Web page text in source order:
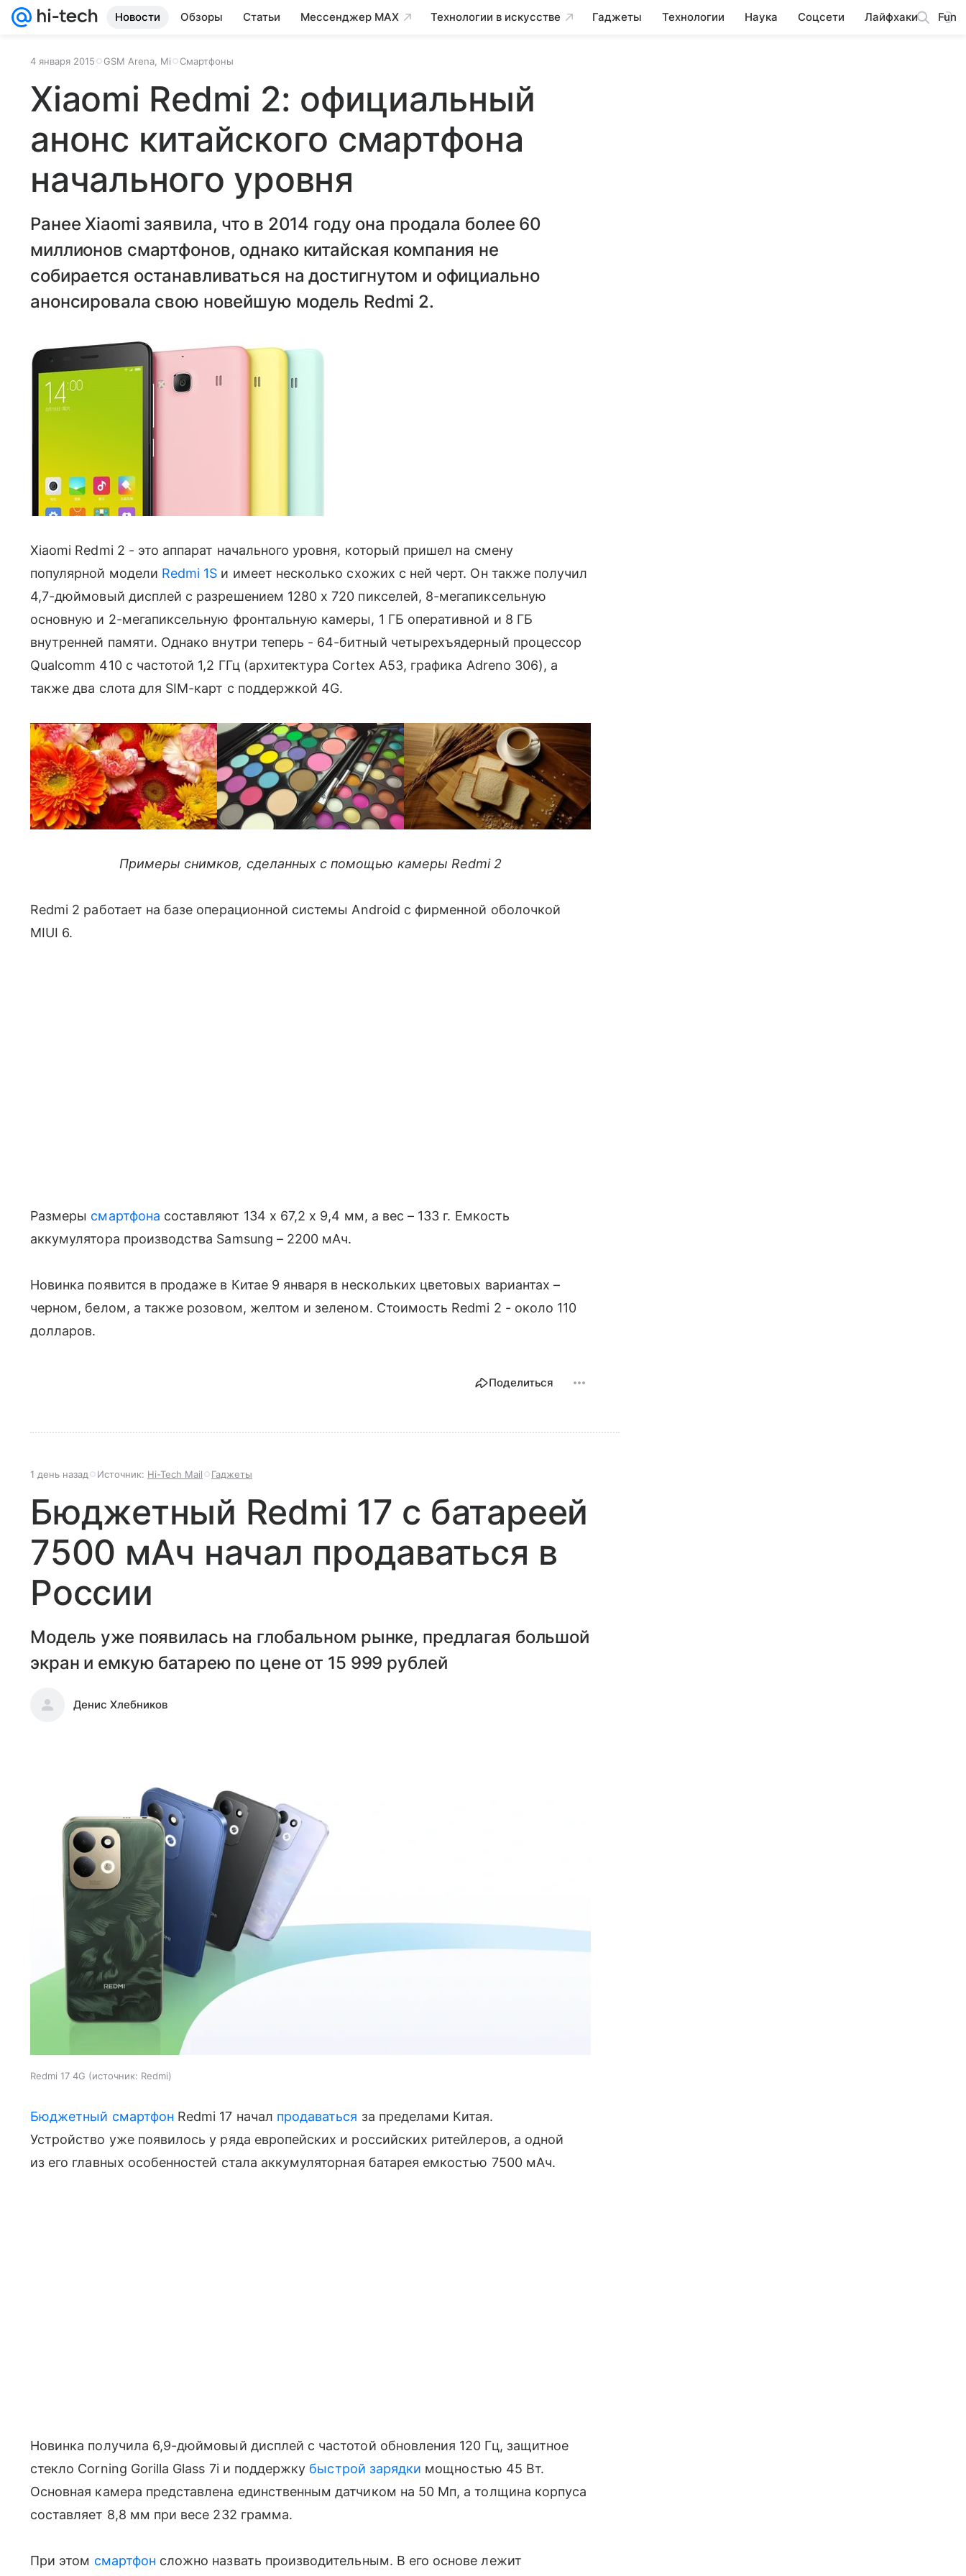
Новости Обзоры Статьи Мессенджер MAX Технологии в искусстве Гаджеты Технологии Наука Соцсети Лайфхаки Fun
4 января 2015 GSM Arena, Mi Смартфоны
Xiaomi Redmi 2: официальный
анонс китайского смартфона
начального уровня
Ранее Xiaomi заявила, что в 2014 году она продала более 60
миллионов смартфонов, однако китайская компания не
собирается останавливаться на достигнутом и официально
анонсировала свою новейшую модель Redmi 2.
Xiaomi Redmi 2 - это аппарат начального уровня, который пришел на смену
популярной модели Redmi 1S и имеет несколько схожих с ней черт. Он также получил
4,7-дюймовый дисплей с разрешением 1280 х 720 пикселей, 8-мегапиксельную
основную и 2-мегапиксельную фронтальную камеры, 1 ГБ оперативной и 8 ГБ
внутренней памяти. Однако внутри теперь - 64-битный четырехъядерный процессор
Qualcomm 410 с частотой 1,2 ГГц (архитектура Cortex A53, графика Adreno 306), а
также два слота для SIM-карт с поддержкой 4G.
Примеры снимков, сделанных с помощью камеры Redmi 2
Redmi 2 работает на базе операционной системы Android с фирменной оболочкой
MIUI 6.
Размеры смартфона составляют 134 х 67,2 х 9,4 мм, а вес – 133 г. Емкость
аккумулятора производства Samsung – 2200 мАч.
Новинка появится в продаже в Китае 9 января в нескольких цветовых вариантах –
черном, белом, а также розовом, желтом и зеленом. Стоимость Redmi 2 - около 110
долларов.
Поделиться
1 день назад Источник: Hi-Tech Mail Гаджеты
Бюджетный Redmi 17 с батареей
7500 мАч начал продаваться в
России
Модель уже появилась на глобальном рынке, предлагая большой
экран и емкую батарею по цене от 15 999 рублей
Денис Хлебников
Redmi 17 4G источник: Redmi
Бюджетный смартфон Redmi 17 начал продаваться за пределами Китая.
Устройство уже появилось у ряда европейских и российских ритейлеров, а одной
из его главных особенностей стала аккумуляторная батарея емкостью 7500 мАч.
Новинка получила 6,9-дюймовый дисплей с частотой обновления 120 Гц, защитное
стекло Corning Gorilla Glass 7i и поддержку быстрой зарядки мощностью 45 Вт.
Основная камера представлена единственным датчиком на 50 Мп, а толщина корпуса
составляет 8,8 мм при весе 232 грамма.
При этом смартфон сложно назвать производительным. В его основе лежит